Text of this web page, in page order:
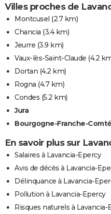
Villes proches de
Montcusel (2.7 km)
Chancia (3.4 km)
Jeurre (3.9 km)
Vaux-lès-Saint-Claude (4.2
Dortan (4.2 km)
Rogna (4.7 km)
Condes (5.2 km)
Jura
Bourgogne-Franche-Comté
En savoir plus sur
Salaires à Lavancia-Epercy
Avis de décès à Lavancia-
Délinquance à Lavancia-
Pollution à Lavancia-Epercy
Risques naturels à Lavancia-